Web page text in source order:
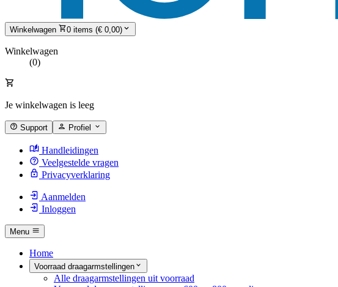
Winkelwagen 0 items (€ 0,00)
Winkelwagen
(0)
Je winkelwagen is leeg
Support Profiel
Handleidingen
Veelgestelde vragen
Privacyverklaring
Aanmelden
Inloggen
Menu
Home
Voorraad draagarmstellingen
Alle draagarmstellingen uit voorraad